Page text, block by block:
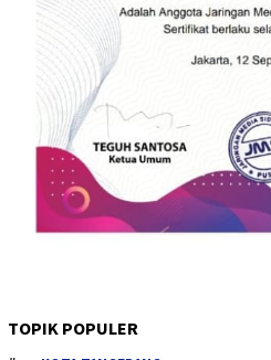
TOPIK POPULER